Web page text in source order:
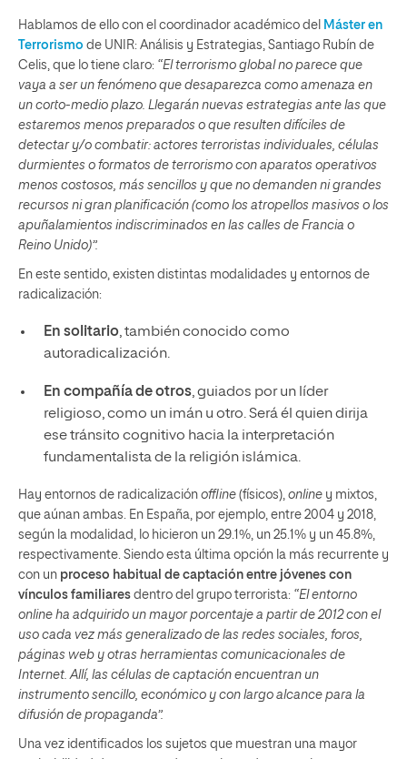
Hablamos de ello con el coordinador académico del Máster en
Terrorismo de UNIR: Análisis y Estrategias, Santiago Rubín de
Celis, que lo tiene claro: “El terrorismo global no parece que
vaya a ser un fenómeno que desaparezca como amenaza en
un corto-medio plazo. Llegarán nuevas estrategias ante las que
estaremos menos preparados o que resulten difíciles de
detectar y/o combatir: actores terroristas individuales, células
durmientes o formatos de terrorismo con aparatos operativos
menos costosos, más sencillos y que no demanden ni grandes
recursos ni gran planificación (como los atropellos masivos o los
apuñalamientos indiscriminados en las calles de Francia o
Reino Unido)”.
En este sentido, existen distintas modalidades y entornos de
radicalización:
En solitario, también conocido como
autoradicalización.
En compañía de otros, guiados por un líder
religioso, como un imán u otro. Será él quien dirija
ese tránsito cognitivo hacia la interpretación
fundamentalista de la religión islámica.
Hay entornos de radicalización offline (físicos), online y mixtos,
que aúnan ambas. En España, por ejemplo, entre 2004 y 2018,
según la modalidad, lo hicieron un 29.1%, un 25.1% y un 45.8%,
respectivamente. Siendo esta última opción la más recurrente y
con un proceso habitual de captación entre jóvenes con
vínculos familiares dentro del grupo terrorista: “El entorno
online ha adquirido un mayor porcentaje a partir de 2012 con el
uso cada vez más generalizado de las redes sociales, foros,
páginas web y otras herramientas comunicacionales de
Internet. Allí, las células de captación encuentran un
instrumento sencillo, económico y con largo alcance para la
difusión de propaganda”.
Una vez identificados los sujetos que muestran una mayor